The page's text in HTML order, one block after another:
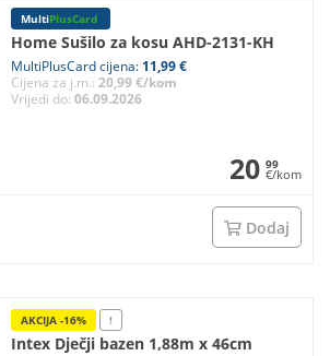
MultiPlusCard
Home Sušilo za kosu AHD-2131-KH
MultiPlusCard cijena: 11,99 €
Cijena za j.m.: 20,99 €/kom
Vrijedi do: 06.09.2026
20 99
€/kom
Dodaj
AKCIJA -16% !
Intex Dječji bazen 1,88m x 46cm